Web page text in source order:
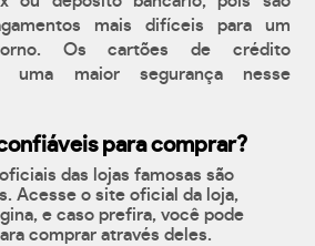
mais difíceis para um
Os cartões de crédito
uma maior segurança nesse
para comprar?
das lojas famosas são
Acesse o site oficial da loja,
e caso prefira, você pode
comprar através deles.